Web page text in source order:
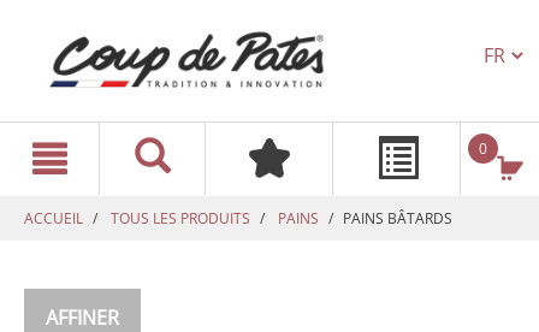
0
ACCUEIL TOUS LES PRODUITS PAINS PAINS BÂTARDS
AFFINER